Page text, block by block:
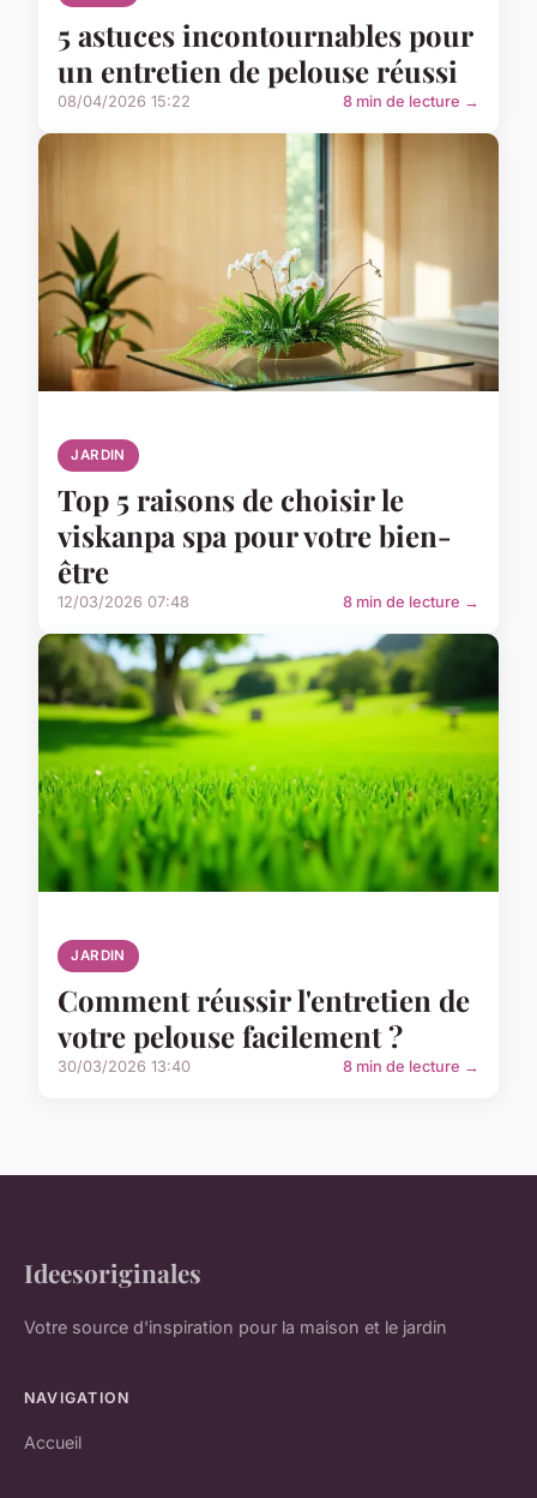
5 astuces incontournables pour
un entretien de pelouse réussi
08/04/2026 15:22 8 min de lecture →
JARDIN
Top 5 raisons de choisir le
viskanpa spa pour votre bien-
être
12/03/2026 07:48 8 min de lecture →
JARDIN
Comment réussir l'entretien de
votre pelouse facilement ?
30/03/2026 13:40 8 min de lecture →
Ideesoriginales
Votre source d'inspiration pour la maison et le jardin
NAVIGATION
Accueil